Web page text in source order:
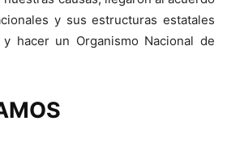
y sus estructuras estatales
hacer un Organismo Nacional de